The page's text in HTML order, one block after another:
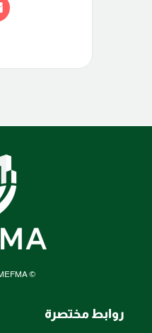
© Copyright – MEFMA
روابط مختصرة